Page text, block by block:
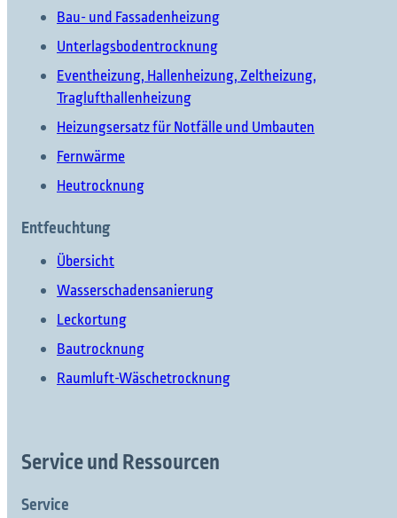
Was möchten Sie finden?
Bau- und Fassadenheizung
Unterlagsbodentrocknung
Eventheizung, Hallenheizung, Zeltheizung,
Traglufthallenheizung
Heizungsersatz für Notfälle und Umbauten
Fernwärme
Heutrocknung
Entfeuchtung
Übersicht
Wasserschadensanierung
Leckortung
Bautrocknung
Raumluft-Wäschetrocknung
Service und Ressourcen
Service